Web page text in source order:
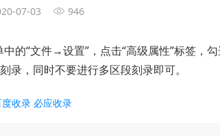
07-03 946
的“文件→设置”，点击“高级属性”标签，
录，同时不要进行多区段刻录即可。
收录 必应收录